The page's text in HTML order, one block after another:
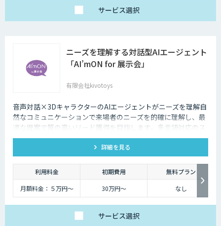
サービス選択
ニーズを理解する対話型AIエージェント
「AI’mON for 展示会」
有限会社kivotoys
音声対話×3DキャラクターのAIエージェントがニーズを理解自
然なコミュニケーションで来場者のニーズを的確に理解し、最
適な提案で質の高いリード獲得を目指します。多言語対応のス
タッフとして、人件費削減も実現。対話記録の取得・分析で展
示会後の追客も確実な成果へ。詳細を見る
利用料金 初期費用
無料プラン
月額料金：５万円〜
30万円〜 なし
サービス選択